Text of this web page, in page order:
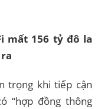
mất 156 tỷ đô la
trọng khi tiếp cận
“hợp đồng thông